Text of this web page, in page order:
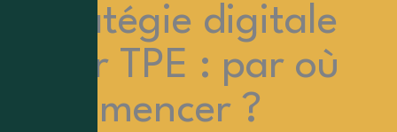
Stratégie digitale
pour TPE : par où
commencer ?